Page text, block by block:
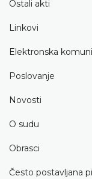
Ostali akti
Linkovi
Elektronska
Poslovanje
Novosti
O sudu
Obrasci
Često postavljana